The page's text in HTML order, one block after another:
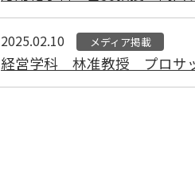
2025.02.10 メディア掲載
経営学科 林准教授 プロサ